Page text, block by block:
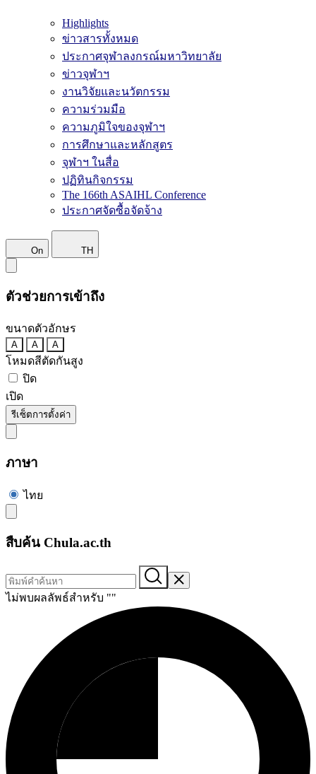
Highlights
ข่าวสารทั้งหมด
ประกาศจุฬาลงกรณ์มหาวิทยาลัย
ข่าวจุฬาฯ
งานวิจัยและนวัตกรรม
ความร่วมมือ
ความภูมิใจของจุฬาฯ
การศึกษาและหลักสูตร
จุฬาฯ ในสื่อ
ปฏิทินกิจกรรม
The 166th ASAIHL Conference
ประกาศจัดซื้อจัดจ้าง
On TH
ตัวช่วยการเข้าถึง
ขนาดตัวอักษร
A A A
โหมดสีตัดกันสูง
ปิด
เปิด
รีเซ็ตการตั้งค่า
ภาษา
ไทย
สืบค้น Chula.ac.th
ไม่พบผลลัพธ์สำหรับ ""